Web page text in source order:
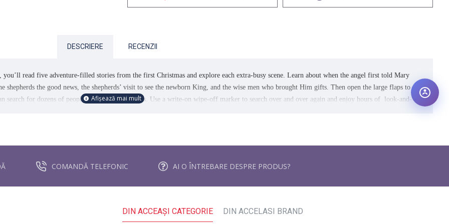
DESCRIERE RECENZII
read five adventure-filled stories from the first Christmas and explore each extra-busy scene. Learn about when the angel first told Mary
shepherds the good news, the shepherds’ visit to see the newborn King, and the wise men who brought Him gifts. Then open the large flaps to
search for dozens of people, animals, and objects. Use a write-on wipe-off marker to search over and over again and enjoy hours of look-and-
COMANDĂ TELEFONIC AI O ÎNTREBARE DESPRE PRODUS?
DIN ACCEAŞI CATEGORIE DIN ACCELASI BRAND